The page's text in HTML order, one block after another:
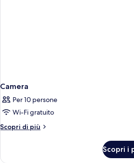
Camera
Per 10 persone
Wi-Fi gratuito
Scopri di più
Altri
Scopri i